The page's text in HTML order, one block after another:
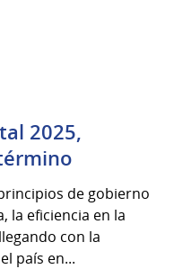
2025,
de gobierno
la eficiencia en la
con la
país en...